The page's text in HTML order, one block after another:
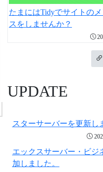
たまにはTidyでサイトの
スをしませんか？
UPDATE
スターサーバーを更新し
エックスサーバー・ビジ
加しました。